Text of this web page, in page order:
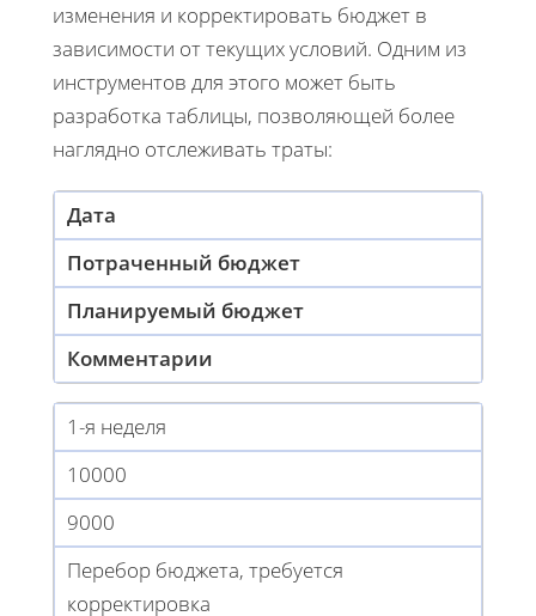
изменения и корректировать бюджет в
зависимости от текущих условий. Одним из
инструментов для этого может быть
разработка таблицы, позволяющей более
наглядно отслеживать траты:
Дата
Потраченный бюджет
Планируемый бюджет
Комментарии
1-я неделя
10000
9000
Перебор бюджета, требуется
корректировка